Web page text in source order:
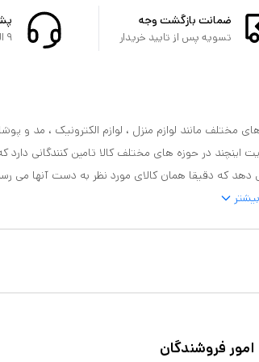
ضمانت بازگشت وجه
تسویه پس از تایید خریدار ۹ الی ۱۷
مختلف مانند لوازم منزل ، لوازم الکترونیک ، مد و
اینچند در حوزه های مختلف کالا تامین کنندگانی دارد
دهد که دقیقا همان کالای مورد نظر به دست آنها می
بیشتر
امور فروشندگان